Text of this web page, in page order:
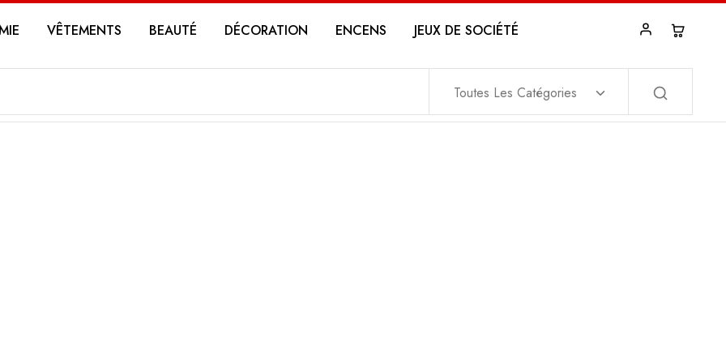
VÊTEMENTS BEAUTÉ DÉCORATION ENCENS JEUX DE SOCIÉTÉ
Toutes Les Catégories